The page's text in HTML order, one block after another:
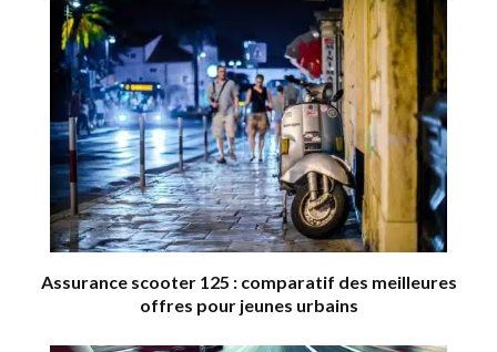
Assurance scooter 125 : comparatif des meilleures
offres pour jeunes urbains